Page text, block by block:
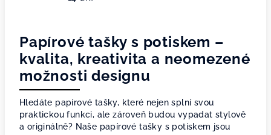
Papírové tašky s potiskem –
kvalita, kreativita a neomezené
možnosti designu
Hledáte papírové tašky, které nejen splní svou
praktickou funkci, ale zároveň budou vypadat stylově
a originálně? Naše papírové tašky s potiskem jsou